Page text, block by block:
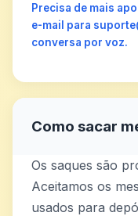
Precisa de mais
e-mail para
conversa por voz.
Como sacar
Os saques são
Aceitamos os
usados para